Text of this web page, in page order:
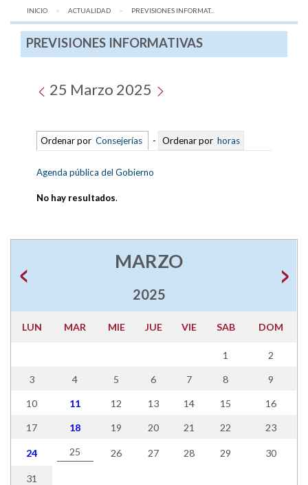
INICIO ACTUALIDAD AQUÍ:
PREVISIONES INFORMAT...
PREVISIONES INFORMATIVAS
25 Marzo 2025
Ordenar por Consejerías - Ordenar por horas
Agenda pública del Gobierno
No hay resultados.
MARZO
2025
LUN MAR MIE JUE VIE SAB DOM
1 2
3 4 5 6 7 8 9
10 11 12 13 14 15 16
17 18 19 20 21 22 23
24 25 26 27 28 29 30
31